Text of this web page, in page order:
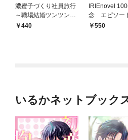
濃蜜子づくり社員旅行
～職場結婚ツンツン夫
婦がこっそりイチャイ
440
IRIEnovel
念 エピソー
550
いるかネットブック